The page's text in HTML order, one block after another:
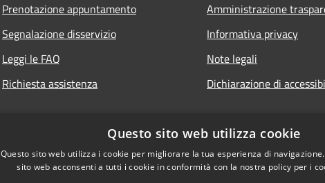
Prenotazione appuntamento
Segnalazione disservizio
Leggi le FAQ
Richiesta assistenza
Amministrazione
Informativa privacy
Note legali
Dichiarazione di
Questo sito web utilizza cookie
Questo sito web utilizza i cookie per migliorare la tua esperienza di
sito web acconsenti a tutti i cookie in conformità con la nostra policy per i